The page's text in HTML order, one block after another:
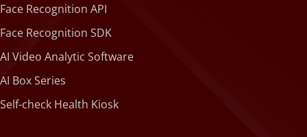
Face Recognition API
Face Recognition SDK
AI Video Analytic Software
AI Box Series
Self-check Health Kiosk